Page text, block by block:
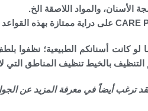
الأسنان، والمواد اللاصقة الخ.
التنظيف بالخيط تنظيف المناطق التي
ترغب أيضاً في معرفة المزيد عن